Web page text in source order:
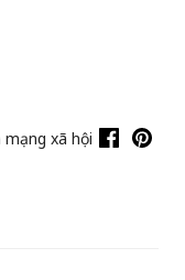
xã hội